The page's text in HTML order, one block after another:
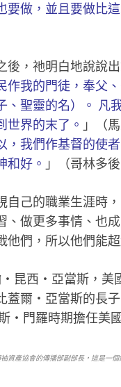
要做，並且要做比
後，祂明白地說說
作我的門徒，奉父
、聖靈的名）。 凡
世界的末了。 」（
，我們作基督的使
好。 」（哥林多後
自己的職業生涯時
、做更多事情、也
他們，所以他們能
昆西‧亞當斯，美
蓋爾‧亞當斯的長
‧門羅時期擔任美
資產協會的傳播部副部長，這是一